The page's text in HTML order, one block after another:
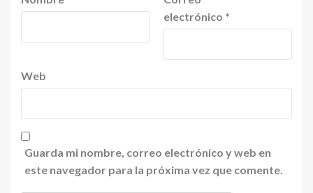
electrónico *
Web
Guarda mi nombre, correo electrónico y web en
este navegador para la próxima vez que comente.